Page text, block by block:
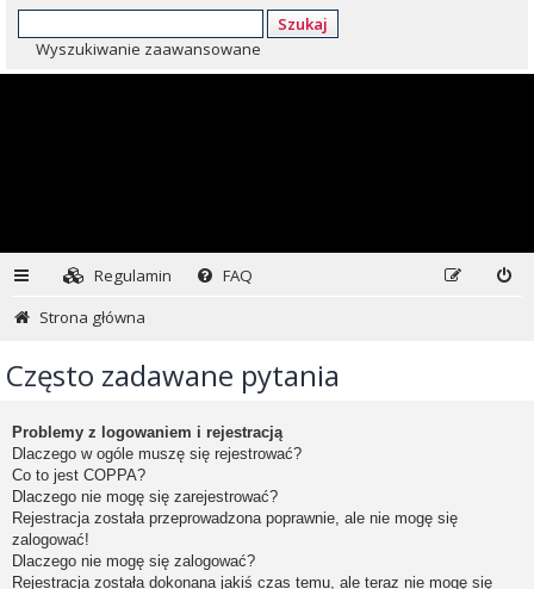
Szukaj
Wyszukiwanie zaawansowane
Regulamin
FAQ
Strona główna
Często zadawane pytania
Problemy z logowaniem i rejestracją
Dlaczego w ogóle muszę się rejestrować?
Co to jest COPPA?
Dlaczego nie mogę się zarejestrować?
Rejestracja została przeprowadzona poprawnie, ale nie mogę się
zalogować!
Dlaczego nie mogę się zalogować?
Rejestracja została dokonana jakiś czas temu, ale teraz nie mogę się